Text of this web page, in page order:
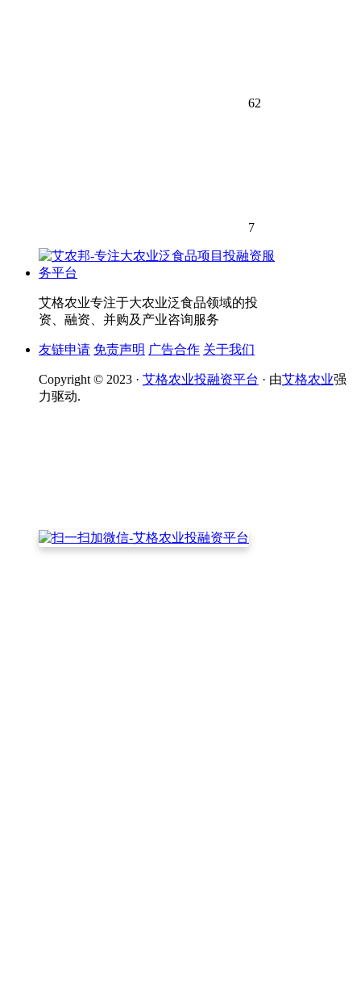
62
7
艾格农业专注于大农业泛食品领域的投
资、融资、并购及产业咨询服务
友链申请 免责声明 广告合作 关于我们
Copyright © 2023 · 艾格农业投融资平台 · 由艾格农业强
力驱动.